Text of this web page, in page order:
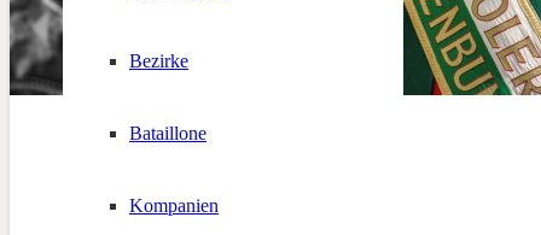
Bezirke
Bataillone
Kompanien